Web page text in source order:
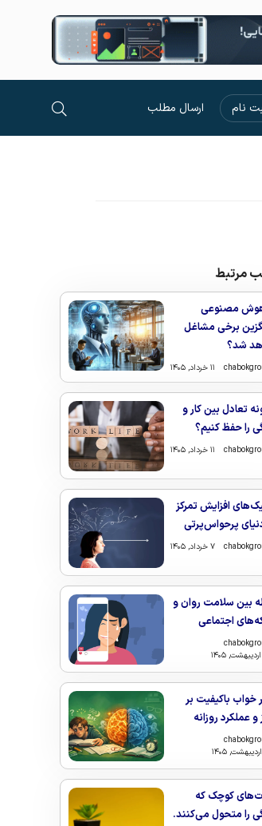
نام ارسال مطلب
مرتبط
هوش مصنوعی
برخی مشاغل
شد؟
۱۱ خرداد, ۱۴۰۵
تعادل بین کار و
را حفظ کنیم؟
۱۱ خرداد, ۱۴۰۵
افزایش تمرکز
پرحواس‌پرتی
۷ خرداد, ۱۴۰۵
بین سلامت روان و
اجتماعی
خواب باکیفیت بر
عملکرد روزانه
کوچک که
را متحول می‌کنند.